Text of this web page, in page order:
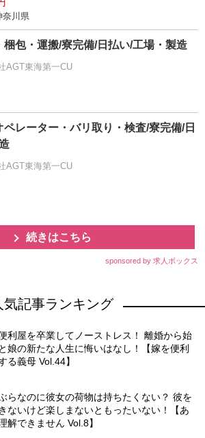
奈川県
梱包・運搬/寮完備/日払い/工場・製造
AGT東海第一CU
レーター・バリ取り・検査/寮完備/日
AGT東海第一CU
続きはこちら
sponsored by 求人ボックス
気記事ランキング
利屋を卒業してノーストレス！ 離婚から始
娘の新たな人生に悔いはなし！【嫁を便利
る義母 Vol.44】
らなのに彼女の荷物は持ちたくない？ 彼を
ないけど楽しまないともったいない！【あ
解できません Vol.8】